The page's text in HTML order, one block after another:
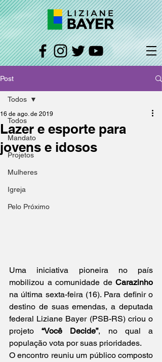
Post
Todos
Mandato
Projetos
Mulheres
Igreja
Pelo Próximo
Todos
Lazer e esporte para
jovens e idosos
16 de ago. de 2019
Uma iniciativa pioneira no país
mobilizou a comunidade de Carazinho
na última sexta-feira (16). Para definir o
destino de suas emendas, a deputada
federal Liziane Bayer (PSB-RS) criou o
projeto “Você Decide”, no qual a
população vota por suas prioridades.
O encontro reuniu um público composto